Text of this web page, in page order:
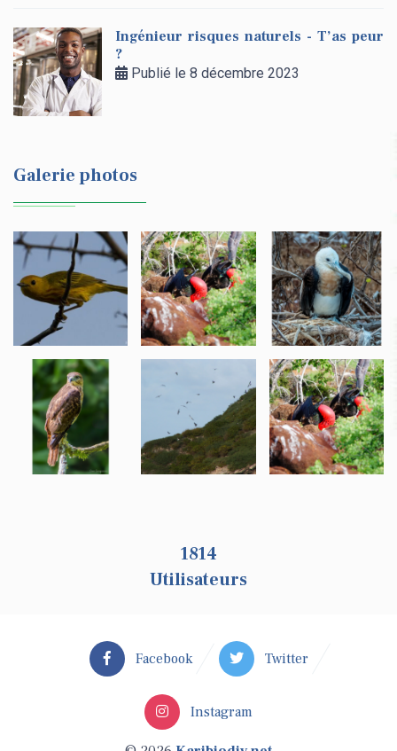
Ingénieur risques naturels - T’as peur
?
Publié le 8 décembre 2023
Galerie photos
1814
Utilisateurs
Facebook Twitter
Instagram